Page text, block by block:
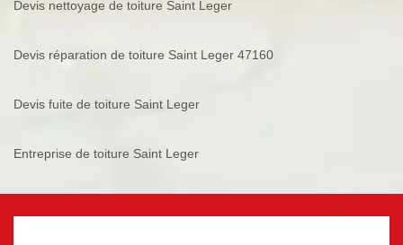
Devis nettoyage de toiture Saint Leger
Devis réparation de toiture Saint Leger 47160
Devis fuite de toiture Saint Leger
Entreprise de toiture Saint Leger